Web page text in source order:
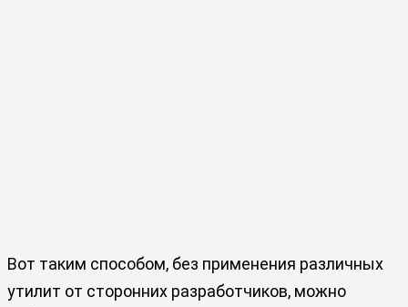
Вот таким способом, без применения различных
утилит от сторонних разработчиков, можно